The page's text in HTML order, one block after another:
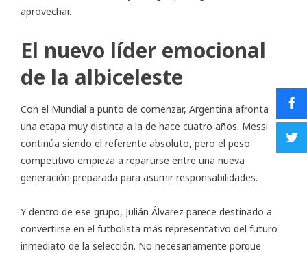
aprovechar.
El nuevo líder emocional
de la albiceleste
Con el Mundial a punto de comenzar, Argentina afronta
una etapa muy distinta a la de hace cuatro años. Messi
continúa siendo el referente absoluto, pero el peso
competitivo empieza a repartirse entre una nueva
generación preparada para asumir responsabilidades.
Y dentro de ese grupo, Julián Álvarez parece destinado a
convertirse en el futbolista más representativo del futuro
inmediato de la selección. No necesariamente porque